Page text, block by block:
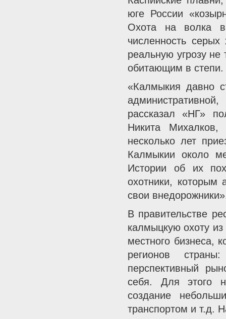
юге России
Охота на волка в
численность
реальную угрозу
обитающим в степи.
«Калмыкия давно
рассказал «НГ»
Никита Михалков,
несколько лет
Калмыкии около
Истории об их
охотники, которым
свои
В правительстве
калмыцкую охоту
местного бизнеса,
регионов
перспективный
себя. Для этого
создание
транспортом и т.д.